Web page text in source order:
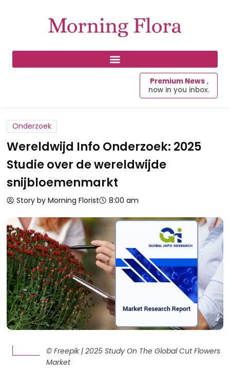
Premium News ,
now in you inbox.
Onderzoek
Wereldwijd Info Onderzoek: 2025
Studie over de wereldwijde
snijbloemenmarkt
Story by Morning Florist 8:00 am
© Freepik | 2025 Study On The Global Cut Flowers
Market